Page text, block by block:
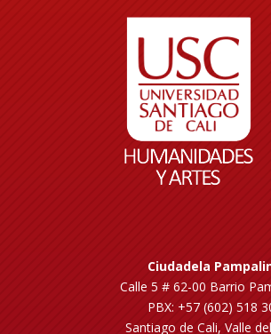
Ciudadela
Calle 5 # 62-00 Barrio
PBX: +57 (602) 518
Santiago de Cali, Valle